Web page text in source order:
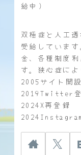
給中）
双極症と人工
受給していま
金、各種制度
す。狭心症に
2005サイト開設
2019Twitter
2024X再登録